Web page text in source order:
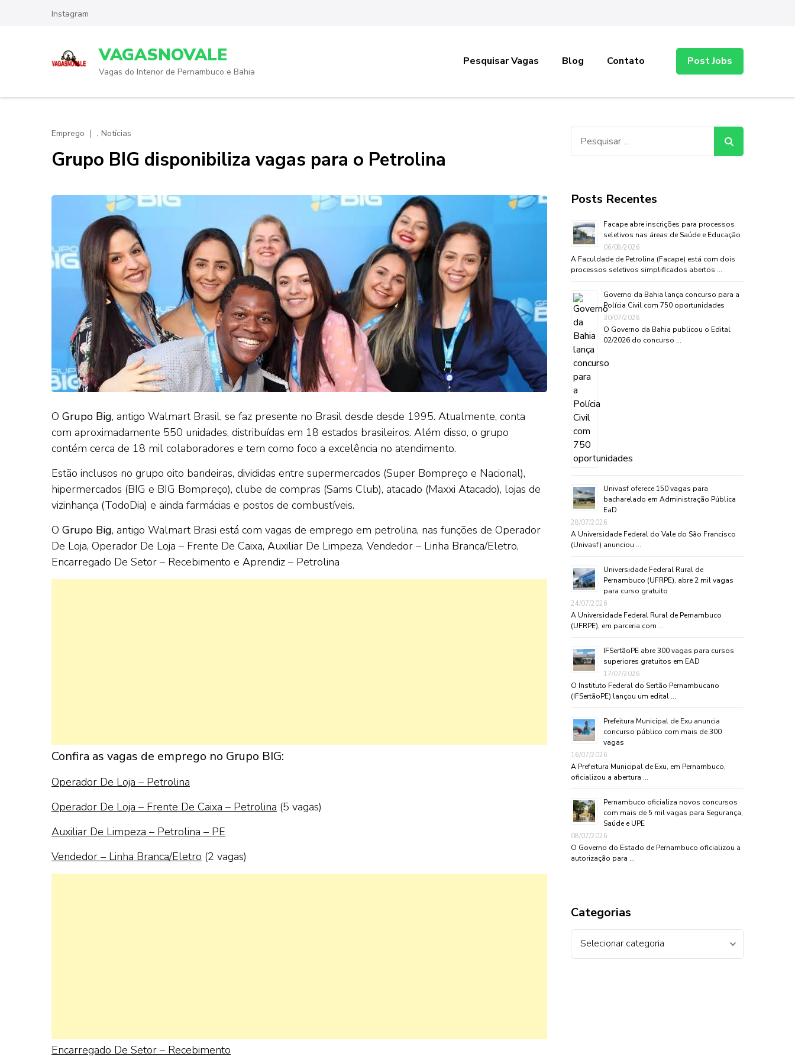
Instagram
VAGASNOVALE
Vagas do Interior de Pernambuco e Bahia
Pesquisar Vagas Blog Contato Post Jobs
Emprego , Notícias
Grupo BIG disponibiliza vagas para o Petrolina
O Grupo Big, antigo Walmart Brasil, se faz presente no Brasil desde desde 1995. Atualmente, conta
com aproximadamente 550 unidades, distribuídas em 18 estados brasileiros. Além disso, o grupo
contém cerca de 18 mil colaboradores e tem como foco a excelência no atendimento.
Estão inclusos no grupo oito bandeiras, divididas entre supermercados (Super Bompreço e Nacional),
hipermercados (BIG e BIG Bompreço), clube de compras (Sams Club), atacado (Maxxi Atacado), lojas de
vizinhança (TodoDia) e ainda farmácias e postos de combustíveis.
O Grupo Big, antigo Walmart Brasi está com vagas de emprego em petrolina, nas funções de Operador
De Loja, Operador De Loja – Frente De Caixa, Auxiliar De Limpeza, Vendedor – Linha Branca/Eletro,
Encarregado De Setor – Recebimento e Aprendiz – Petrolina
Confira as vagas de emprego no Grupo BIG:
Operador De Loja – Petrolina
Operador De Loja – Frente De Caixa – Petrolina (5 vagas)
Auxiliar De Limpeza – Petrolina – PE
Vendedor – Linha Branca/Eletro (2 vagas)
Encarregado De Setor – Recebimento
Posts Recentes
Facape abre inscrições para processos
seletivos nas áreas de Saúde e Educação
06/08/2026
A Faculdade de Petrolina (Facape) está com dois
processos seletivos simplificados abertos …
Governo da Bahia lança concurso para a
Polícia Civil com 750 oportunidades
30/07/2026
O Governo da Bahia publicou o Edital
02/2026 do concurso …
Univasf oferece 150 vagas para
bacharelado em Administração Pública
EaD
28/07/2026
A Universidade Federal do Vale do São Francisco
(Univasf) anunciou …
Universidade Federal Rural de
Pernambuco (UFRPE), abre 2 mil vagas
para curso gratuito
24/07/2026
A Universidade Federal Rural de Pernambuco
(UFRPE), em parceria com …
IFSertãoPE abre 300 vagas para cursos
superiores gratuitos em EAD
17/07/2026
O Instituto Federal do Sertão Pernambucano
(IFSertãoPE) lançou um edital …
Prefeitura Municipal de Exu anuncia
concurso público com mais de 300
vagas
16/07/2026
A Prefeitura Municipal de Exu, em Pernambuco,
oficializou a abertura …
Pernambuco oficializa novos concursos
com mais de 5 mil vagas para Segurança,
Saúde e UPE
08/07/2026
O Governo do Estado de Pernambuco oficializou a
autorização para …
Categorias
Categorias